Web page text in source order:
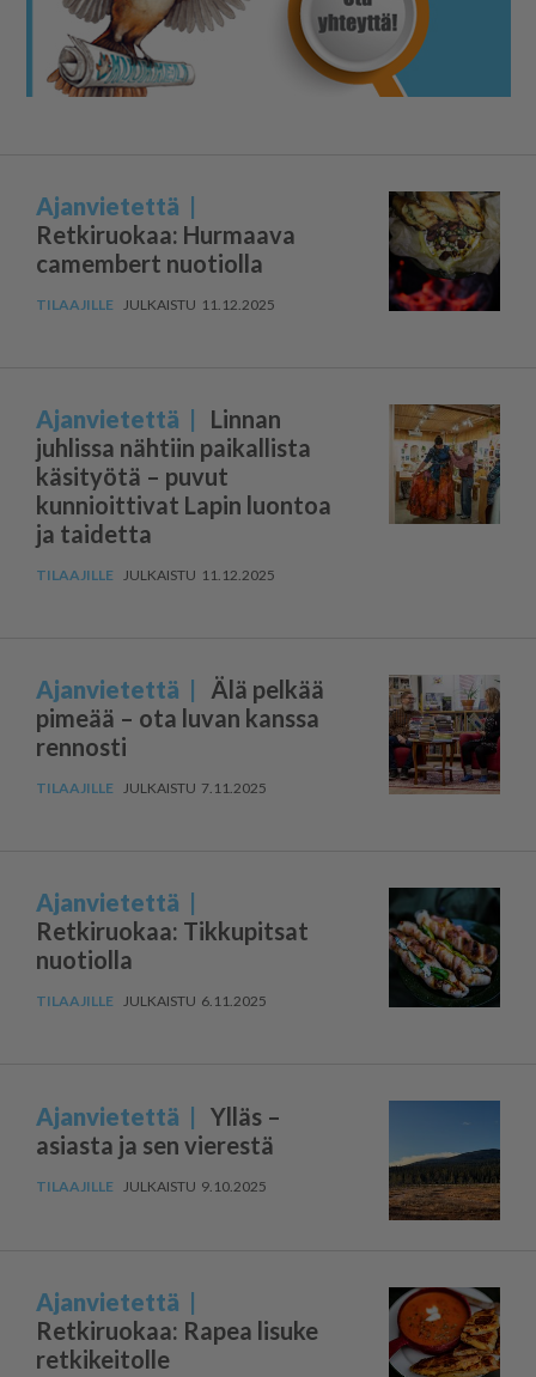
Ajanvietettä
Retkiruokaa: Hurmaava
camembert nuotiolla
11.12.2025
Ajanvietettä
Linnan
juhlissa nähtiin paikallista
käsityötä – puvut
kunnioittivat Lapin luontoa
ja taidetta
11.12.2025
Ajanvietettä
Älä pelkää
pimeää – ota luvan kanssa
rennosti
7.11.2025
Ajanvietettä
Retkiruokaa: Tikkupitsat
nuotiolla
6.11.2025
Ajanvietettä
Ylläs –
asiasta ja sen vierestä
9.10.2025
Ajanvietettä
Retkiruokaa: Rapea lisuke
retkikeitolle